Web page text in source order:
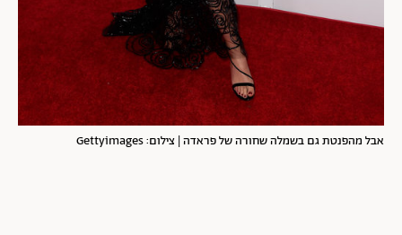
אבל מהפנטת גם בשמלה שחורה של פראדה | צילום: Gettyimages